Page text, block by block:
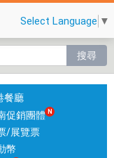
Select Language ▼
搜尋
餐廳
促銷團體
/展覽票
幣